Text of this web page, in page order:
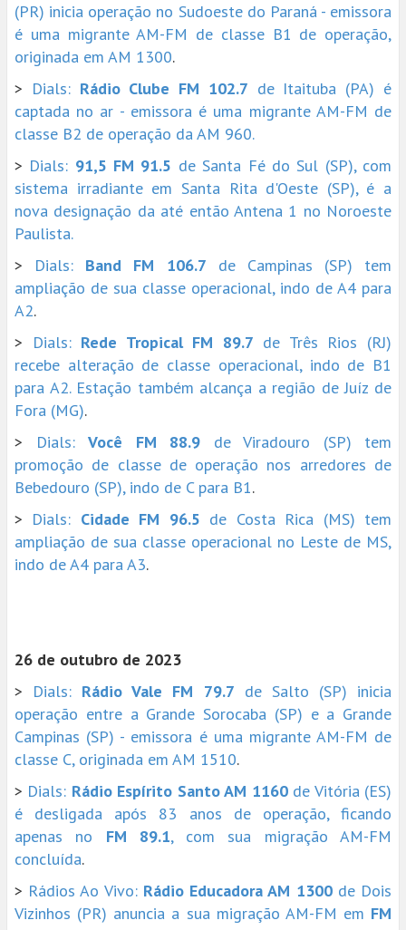
(PR) inicia operação no Sudoeste do Paraná - emissora
é uma migrante AM-FM de classe B1 de operação,
originada em AM 1300.
> Dials: Rádio Clube FM 102.7 de Itaituba (PA) é
captada no ar - emissora é uma migrante AM-FM de
classe B2 de operação da AM 960.
> Dials: 91,5 FM 91.5 de Santa Fé do Sul (SP), com
sistema irradiante em Santa Rita d'Oeste (SP), é a
nova designação da até então Antena 1 no Noroeste
Paulista.
> Dials: Band FM 106.7 de Campinas (SP) tem
ampliação de sua classe operacional, indo de A4 para
A2.
>
Dials: Rede Tropical FM 89.7 de Três Rios (RJ)
recebe alteração de classe operacional, indo de B1
para A2. Estação também alcança a região de Juíz de
Fora (MG).
>
Dials: Você FM 88.9 de Viradouro (SP) tem
promoção de classe de operação nos arredores de
Bebedouro (SP), indo de C para B1.
> Dials: Cidade FM 96.5 de Costa Rica (MS) tem
ampliação de sua classe operacional no Leste de MS,
indo de A4 para A3.
26 de outubro de 2023
> Dials: Rádio Vale FM 79.7 de Salto (SP) inicia
operação entre a Grande Sorocaba (SP) e a Grande
Campinas (SP) - emissora é uma migrante AM-FM de
classe C, originada em AM 1510.
> Dials: Rádio Espírito Santo AM 1160de Vitória (ES)
é desligada após 83 anos de operação, ficando
apenas no FM 89.1, com sua migração AM-FM
concluída.
> Rádios Ao Vivo: Rádio Educadora AM 1300de Dois
Vizinhos (PR) anuncia a sua migração AM-FM em FM